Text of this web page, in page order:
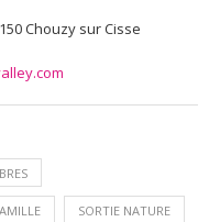
Chouzy sur Cisse
SORTIE NATURE